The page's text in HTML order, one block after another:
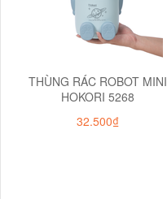
THÙNG RÁC ROBOT MINI
HOKORI 5268
32.500₫